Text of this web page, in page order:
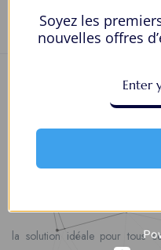
la solution idéale pour tous
Soyez les
nouvelles offres